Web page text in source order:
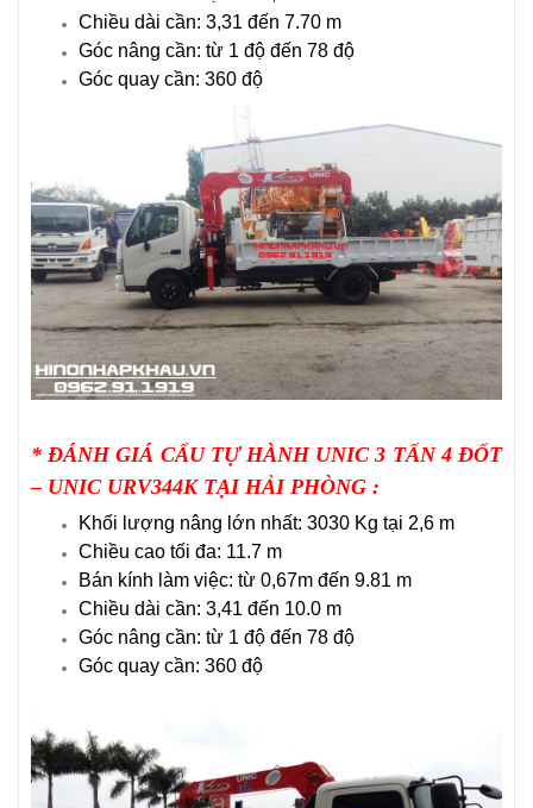
Chiều dài cần: 3,31 đến 7.70 m
Góc nâng cần: từ 1 độ đến 78 độ
Góc quay cần: 360 độ
* ĐÁNH GIÁ CẨU TỰ HÀNH UNIC 3 TẤN 4 ĐỐT
– UNIC URV344K TẠI HẢI PHÒNG :
Khối lượng nâng lớn nhất: 3030 Kg tại 2,6 m
Chiều cao tối đa: 11.7 m
Bán kính làm việc: từ 0,67m đến 9.81 m
Chiều dài cần: 3,41 đến 10.0 m
Góc nâng cần: từ 1 độ đến 78 độ
Góc quay cần: 360 độ